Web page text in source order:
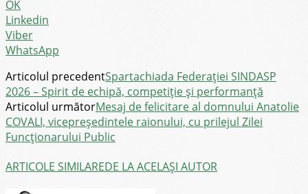
OK
Linkedin
Viber
WhatsApp
Articolul precedentSpartachiada Federației SINDASP
2026 – Spirit de echipă, competiție și performanță
Articolul următorMesaj de felicitare al domnului Anatolie
COVALI, vicepreședintele raionului, cu prilejul Zilei
Funcționarului Public
ARTICOLE SIMILAREDE LA ACELAȘI AUTOR